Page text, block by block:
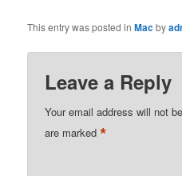
This entry was posted inMacby
Leave a Reply
Your email address will not
are marked*